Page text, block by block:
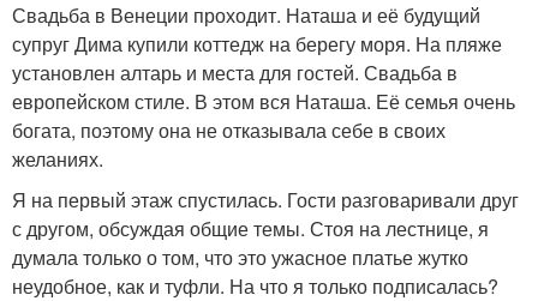
Свадьба в Венеции проходит. Наташа и её будущий
супруг Дима купили коттедж на берегу моря. На пляже
установлен алтарь и места для гостей. Свадьба в
европейском стиле. В этом вся Наташа. Её семья очень
богата, поэтому она не отказывала себе в своих
желаниях.
Я на первый этаж спустилась. Гости разговаривали друг
с другом, обсуждая общие темы. Стоя на лестнице, я
думала только о том, что это ужасное платье жутко
неудобное, как и туфли. На что я только подписалась?